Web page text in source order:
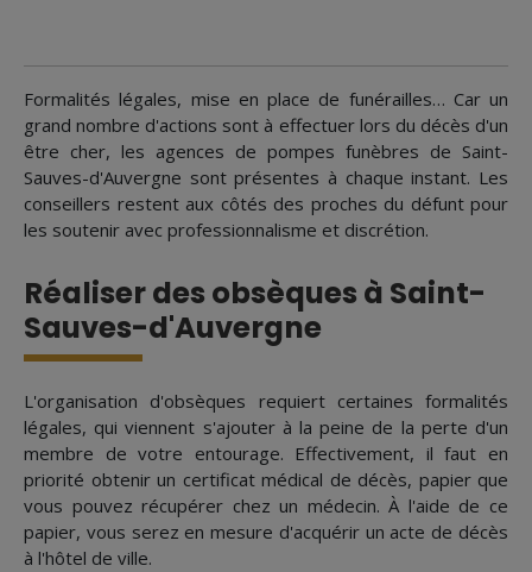
Formalités légales, mise en place de funérailles… Car un
grand nombre d'actions sont à effectuer lors du décès d'un
être cher, les agences de pompes funèbres de Saint-
Sauves-d'Auvergne sont présentes à chaque instant. Les
conseillers restent aux côtés des proches du défunt pour
les soutenir avec professionnalisme et discrétion.
Réaliser des obsèques à Saint-
Sauves-d'Auvergne
L'organisation d'obsèques requiert certaines formalités
légales, qui viennent s'ajouter à la peine de la perte d'un
membre de votre entourage. Effectivement, il faut en
priorité obtenir un certificat médical de décès, papier que
vous pouvez récupérer chez un médecin. À l'aide de ce
papier, vous serez en mesure d'acquérir un acte de décès
à l'hôtel de ville.